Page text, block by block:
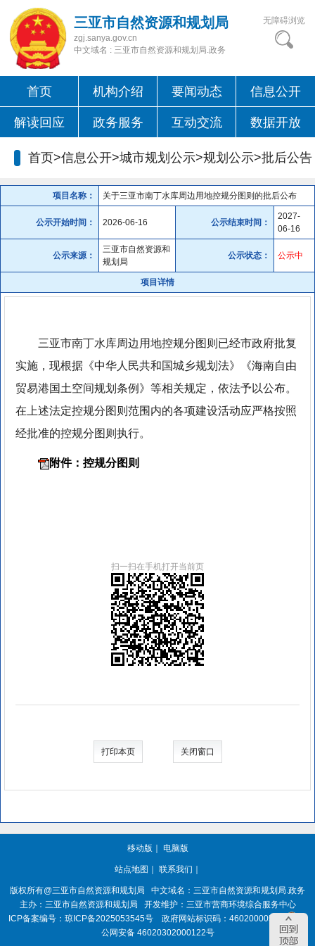
三亚市自然资源和规划局
zgj.sanya.gov.cn
中文域名 : 三亚市自然资源和规划局.政务
无障碍浏览
首页 机构介绍 要闻动态 信息公开
解读回应 政务服务 互动交流 数据开放
首页>信息公开>城市规划公示>规划公示>批后公告
项目名称： 关于三亚市南丁水库周边用地控规分图则的批后公布
公示开始时间： 2026-06-16 公示结束时间：
2027-
06-16
公示来源：
三亚市自然资源和
规划局
公示状态： 公示中
项目详情
三亚市南丁水库周边用地控规分图则已经市政府批复
实施，现根据《中华人民共和国城乡规划法》《海南自由
贸易港国土空间规划条例》等相关规定，依法予以公布。
在上述法定控规分图则范围内的各项建设活动应严格按照
经批准的控规分图则执行。
附件：控规分图则
扫一扫在手机打开当前页
打印本页 关闭窗口
移动版 ｜ 电脑版
站点地图 ｜ 联系我们 ｜
版权所有@三亚市自然资源和规划局
中文域名：三亚市自然资源和规划局.政务
主办：三亚市自然资源和规划局
开发维护：三亚市营商环境综合服务中心
ICP备案编号： 琼ICP备2025053545号 政府网站标识码： 4602000050
琼
公网安备 46020302000122号